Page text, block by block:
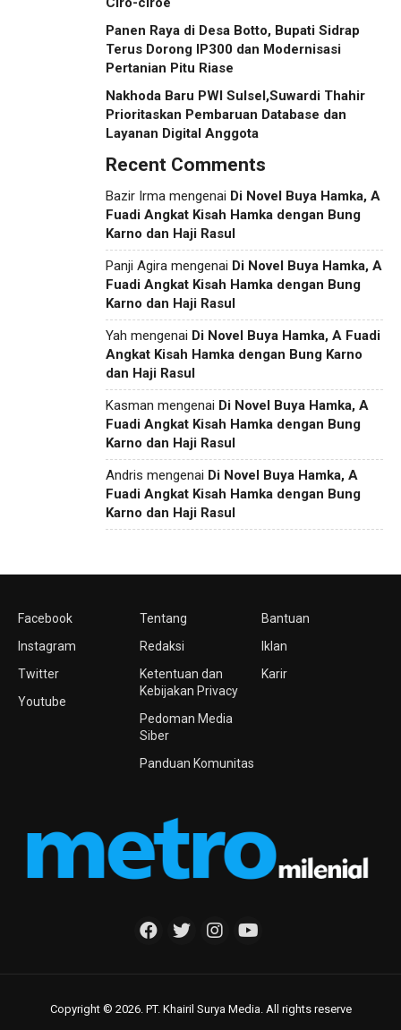
Panen Raya di Desa Botto, Bupati Sidrap
Terus Dorong IP300 dan Modernisasi
Pertanian Pitu Riase
Nakhoda Baru PWI Sulsel,Suwardi Thahir
Prioritaskan Pembaruan Database dan
Layanan Digital Anggota
Recent Comments
Bazir Irma mengenai Di Novel Buya Hamka, A
Fuadi Angkat Kisah Hamka dengan Bung
Karno dan Haji Rasul
Panji Agira mengenai Di Novel Buya Hamka, A
Fuadi Angkat Kisah Hamka dengan Bung
Karno dan Haji Rasul
Yah mengenai Di Novel Buya Hamka, A Fuadi
Angkat Kisah Hamka dengan Bung Karno
dan Haji Rasul
Kasman mengenai Di Novel Buya Hamka, A
Fuadi Angkat Kisah Hamka dengan Bung
Karno dan Haji Rasul
Andris mengenai Di Novel Buya Hamka, A
Fuadi Angkat Kisah Hamka dengan Bung
Karno dan Haji Rasul
Facebook
Instagram
Twitter
Youtube
Tentang
Redaksi
Ketentuan dan
Kebijakan Privacy
Pedoman Media
Siber
Panduan Komunitas
Bantuan
Iklan
Karir
Copyright © 2026. PT. Khairil Surya Media. All rights reserve